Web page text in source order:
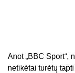
Anot „BBC Sport“,
netikėtai turėtų